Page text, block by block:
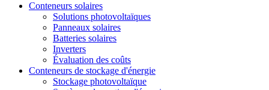
Conteneurs solaires
Solutions photovoltaïques
Panneaux solaires
Batteries solaires
Inverters
Évaluation des coûts
Conteneurs de stockage d'énergie
Stockage photovoltaïque